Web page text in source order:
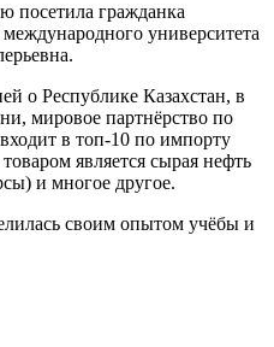
посетила гражданка
университета
о Республике Казахстан, в
мировое партнёрство по
в топ-10 по импорту
является сырая нефть
и многое другое.
своим опытом учёбы и